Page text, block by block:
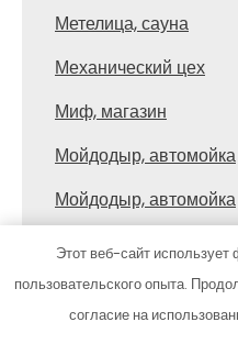
Метелица, сауна
Механический цех
Миф, магазин
Мойдодыр, автомойка
Мойдодыр, автомойка
Мойка сервис
Моторист
На кольце,
Этот веб-сайт
пользовательского опыта.
согласие на